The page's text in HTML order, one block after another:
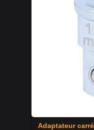
Adaptateur